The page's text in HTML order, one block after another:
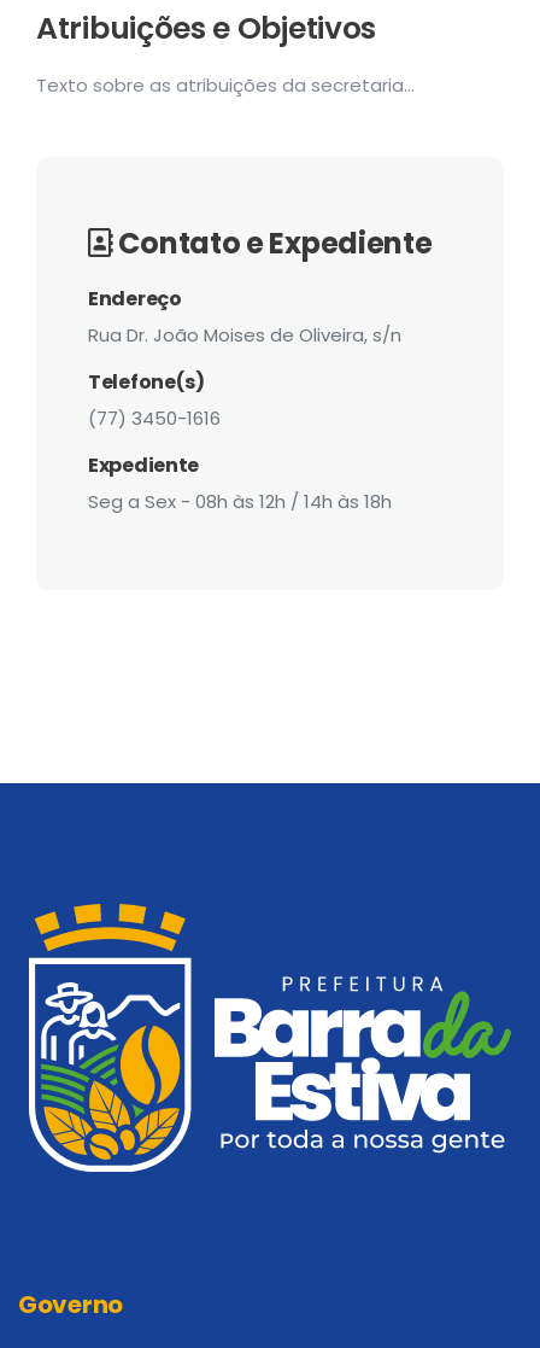
Atribuições e Objetivos
Texto sobre as atribuições da secretaria...
Contato e Expediente
Endereço
Rua Dr. João Moises de Oliveira, s/n
Telefone(s)
(77) 3450-1616
Expediente
Seg a Sex - 08h às 12h / 14h às 18h
Governo